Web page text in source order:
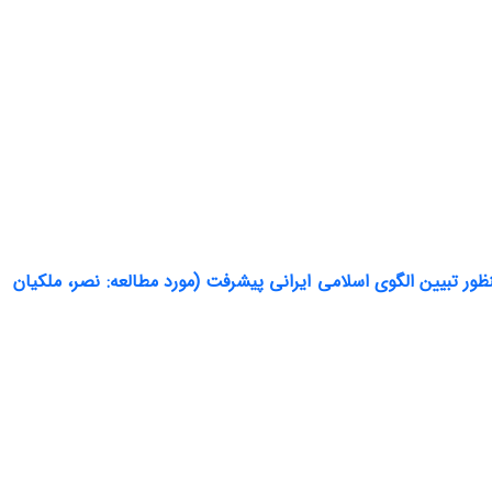
تبیین الگوی اسلامی ایرانی پیشرفت (مورد مطالعه: نصر، ملکیان